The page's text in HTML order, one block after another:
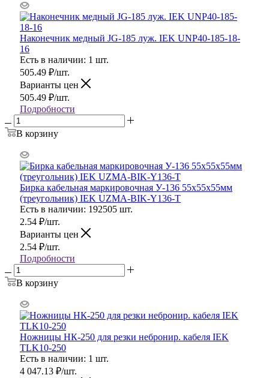
Наконечник медный JG-185 луж. IEK UNP40-185-18-
16
Есть в наличии: 1 шт.
505.49 ₽/шт.
Варианты цен
505.49 ₽/шт.
Подробности
В корзину
Бирка кабельная маркировочная У-136 55х55х55мм
(треугольник) IEK UZMA-BIK-Y136-T
Есть в наличии: 192505 шт.
2.54 ₽/шт.
Варианты цен
2.54 ₽/шт.
Подробности
В корзину
Ножницы НК-250 для резки небронир. кабеля IEK
TLK10-250
Есть в наличии: 1 шт.
4 047.13 ₽/шт.